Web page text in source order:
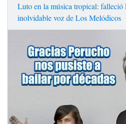
Luto en la música tropical: falleció
inolvidable voz de Los Melódicos